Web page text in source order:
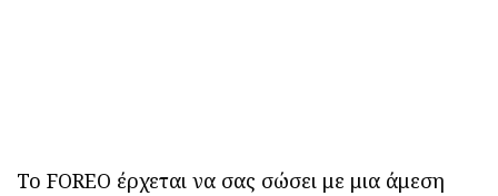
Το FOREO έρχεται να σας σώσει με μια άμεση